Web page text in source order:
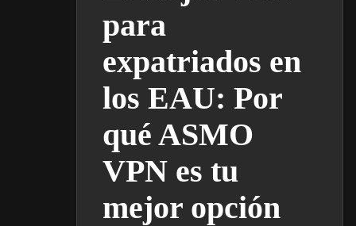
para
expatriados en
los EAU: Por
qué ASMO
VPN es tu
mejor opción